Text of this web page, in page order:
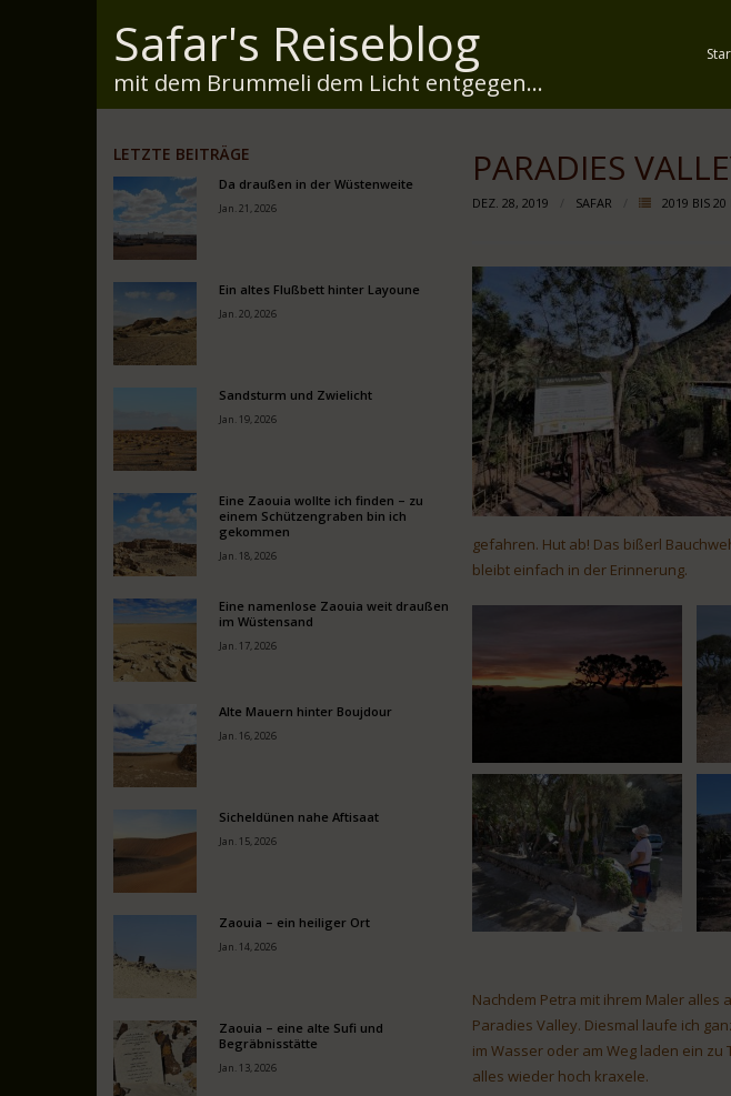
Safar's Reiseblog
mit dem Brummeli dem Licht entgegen...
PARADIES
DEZ. 28, 2019 SAFAR 2019 BIS
gefahren. Hut ab! Das bißerl
bleibt einfach in der Erinnerung.
Nachdem Petra mit ihrem Maler
Paradies Valley. Diesmal laufe ich
im Wasser oder am Weg laden ein
alles wieder hoch kraxele.
LETZTE BEITRÄGE
Da draußen in der Wüstenweite
Jan. 21, 2026
Ein altes Flußbett hinter Layoune
Jan. 20, 2026
Sandsturm und Zwielicht
Jan. 19, 2026
Eine Zaouia wollte ich finden – zu
einem Schützengraben bin ich
gekommen
Jan. 18, 2026
Eine namenlose Zaouia weit draußen
im Wüstensand
Jan. 17, 2026
Alte Mauern hinter Boujdour
Jan. 16, 2026
Sicheldünen nahe Aftisaat
Jan. 15, 2026
Zaouia – ein heiliger Ort
Jan. 14, 2026
Zaouia – eine alte Sufi und
Begräbnisstätte
Jan. 13, 2026